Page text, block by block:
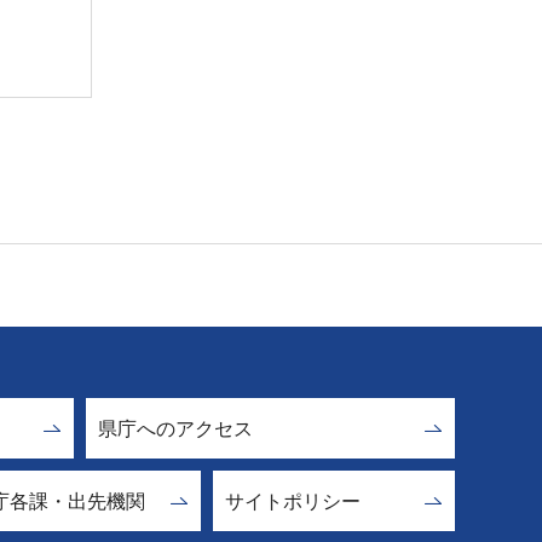
県庁へのアクセス
各課・出先機関 サイトポリシー